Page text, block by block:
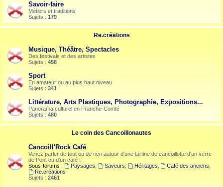
Savoir-faire
Métiers et traditions
Sujets : 179
Re.créations
Musique, Théâtre, Spectacles
Des festivals et des artistes
Sujets : 458
Sport
En amateur ou au plus haut niveau
Sujets : 341
Littérature, Arts Plastiques, Photographie, Expositions...
Panorama culturel en Franche-Comté
Sujets : 480
Le coin des Cancoillonautes
Cancoill'Rock Café
Venez parler de tout ou de rien autour d'une tartine de cancoillotte d'un verre
de Pont ou d'un café !
Sous-forums :
Paysages Saveurs Héritages Café des anciens
Re.créations
Sujets : 2461